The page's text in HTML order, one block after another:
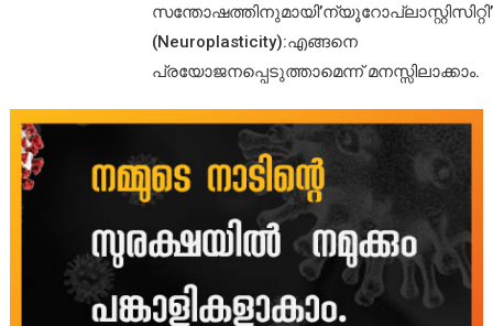
സന്തോഷത്തിനുമായി’ന്യൂറോപ്ലാസ്റ്റിസിറ്റി’
(Neuroplasticity):എങ്ങനെ
പ്രയോജനപ്പെടുത്താമെന്ന് മനസ്സിലാക്കാം.